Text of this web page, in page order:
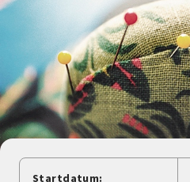
Starta studiecirkel
Cirkelledare
Nyheter
Avdelningar
Startdatum: